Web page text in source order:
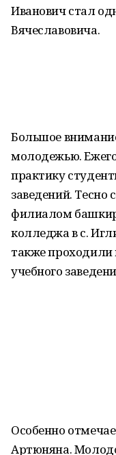
Иванович стал
Вячеславовича.
Большое
молодежью.
практику
заведений. Тесно
филиалом
колледжа в с.
также проходили
учебного
Особенно
Артюняна.